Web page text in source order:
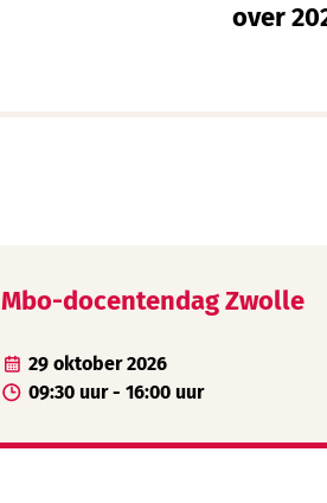
over
Mbo-docentendag Zwolle
29 oktober 2026
09:30 uur - 16:00 uur